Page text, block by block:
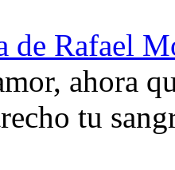
de Rafael
ahora
tu